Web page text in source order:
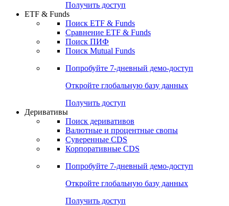
Попробуйте7-дневный
Откройте глобальную базу данных
Получить доступ
ETF & Funds
Сравнение ETF & Funds
Поиск Mutual Funds
Попробуйте7-дневный
Откройте глобальную базу данных
Получить доступ
Деривативы
Валютные и процентные свопы
Корпоративные CDS
Попробуйте7-дневный